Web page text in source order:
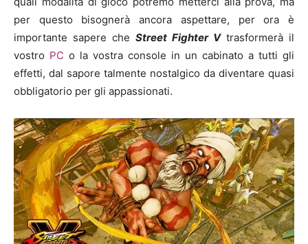
per questo bisognerà ancora aspettare, per ora è
importante sapere che Street Fighter Vtrasformerà il
vostro PC o la vostra console in un cabinato a tutti gli
effetti, dal sapore talmente nostalgico da diventare quasi
obbligatorio per gli appassionati.